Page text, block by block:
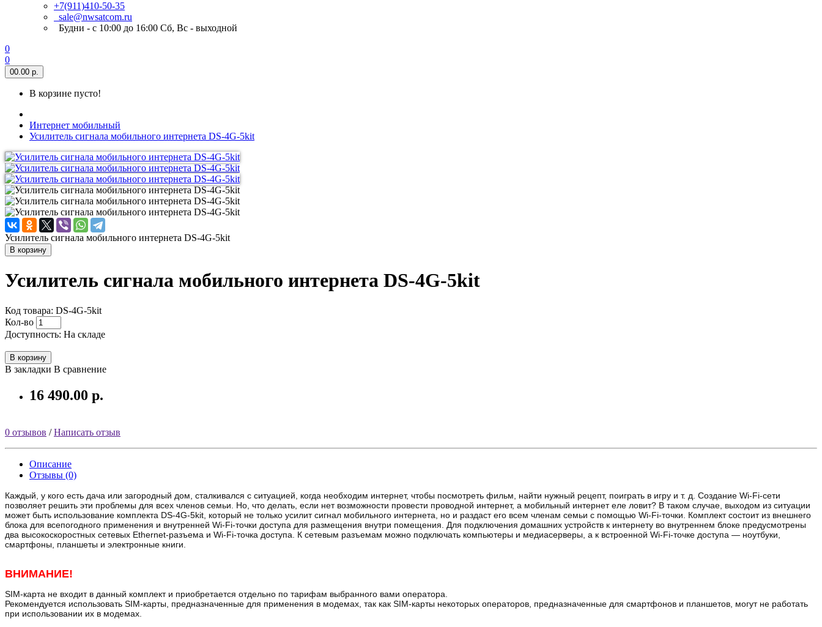
+7(911)410-50-35
sale@nwsatcom.ru
Будни - с 10:00 до 16:00 Сб, Вс - выходной
0
0
00.00 р.
В корзине пусто!
Интернет мобильный
Усилитель сигнала мобильного интернета DS-4G-5kit
Усилитель сигнала мобильного интернета DS-4G-5kit
В корзину
Усилитель сигнала мобильного интернета DS-4G-5kit
Код товара: DS-4G-5kit
Кол-во
Доступность: На складе
В корзину
В закладки В сравнение
16 490.00 р.
0 отзывов /Написать отзыв
Описание
Отзывы (0)
Каждый, у кого есть дача или загородный дом, сталкивался с ситуацией, когда необходим интернет, чтобы посмотреть фильм, найти нужный рецепт, поиграть в игру и т. д. Создание Wi-Fi-сети
позволяет решить эти проблемы для всех членов семьи. Но, что делать, если нет возможности провести проводной интернет, а мобильный интернет еле ловит? В таком случае, выходом из ситуации
может быть использование комплекта DS-4G-5kit, который не только усилит сигнал мобильного интернета, но и раздаст его всем членам семьи с помощью Wi-Fi-точки. Комплект состоит из внешнего
блока для всепогодного применения и внутренней Wi-Fi-точки доступа для размещения внутри помещения. Для подключения домашних устройств к интернету во внутреннем блоке предусмотрены
два высокоскоростных сетевых Ethernet-разъема и Wi-Fi-точка доступа. К сетевым разъемам можно подключать компьютеры и медиасерверы, а к встроенной Wi-Fi-точке доступа — ноутбуки,
смартфоны, планшеты и электронные книги.
ВНИМАНИЕ!
SIM-карта не входит в данный комплект и приобретается отдельно по тарифам выбранного вами оператора.
Рекомендуется использовать SIM-карты, предназначенные для применения в модемах, так как SIM-карты некоторых операторов, предназначенные для смартфонов и планшетов, могут не работать
при использовании их в модемах.